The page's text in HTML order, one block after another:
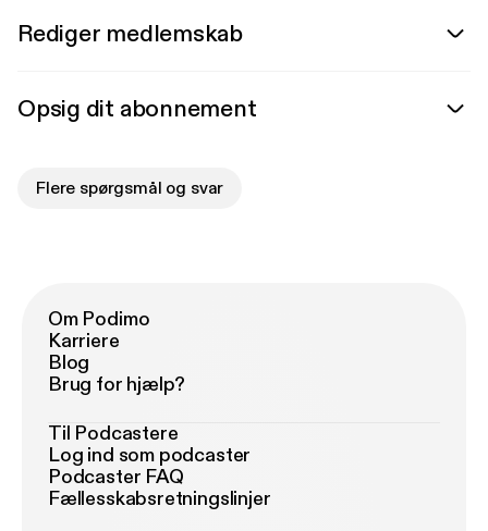
Rediger medlemskab
Opsig dit abonnement
Flere spørgsmål og svar
Om Podimo
Karriere
Blog
Brug for hjælp?
Til Podcastere
Log ind som podcaster
Podcaster FAQ
Fællesskabsretningslinjer